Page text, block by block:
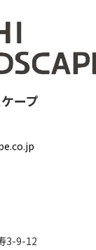
ープ
3-9-12